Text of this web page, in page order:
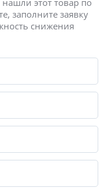
заполните заявку
снижения